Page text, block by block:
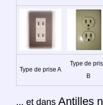
Type de prise A
Type de
B
... et dans Antilles